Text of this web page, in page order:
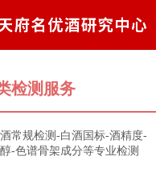
检测服务
常规检测-白酒国标-酒精度-
-色谱骨架成分等专业检测